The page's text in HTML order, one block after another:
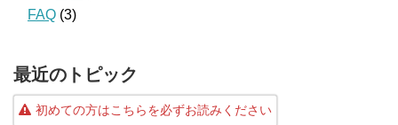
FAQ (3)
最近のトピック
初めての方はこちらを必ずお読みください